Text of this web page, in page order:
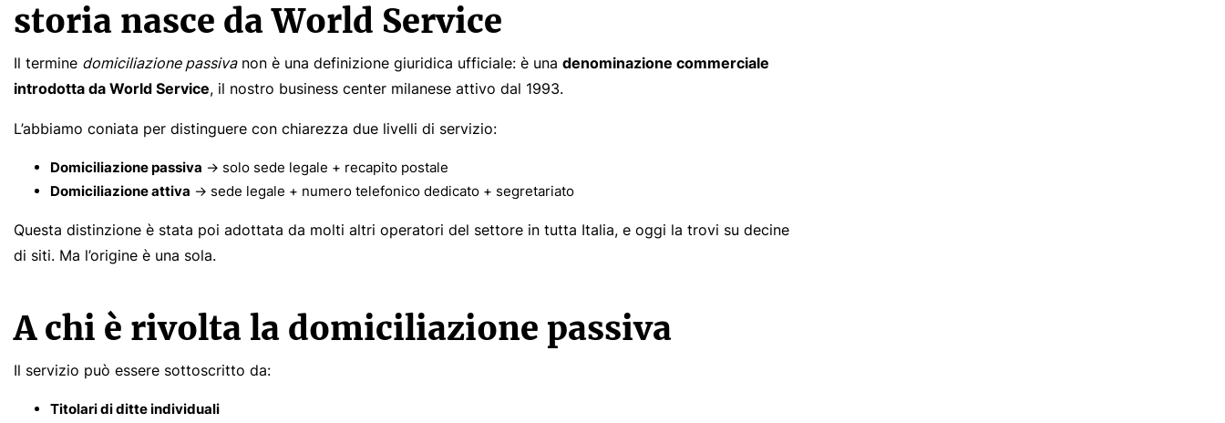
storia nasce da World Service
Il termine domiciliazione passivanon è una definizione giuridica ufficiale: è una denominazione commerciale
introdotta da World Service, il nostro business center milanese attivo dal 1993.
L’abbiamo coniata per distinguere con chiarezza due livelli di servizio:
Domiciliazione passiva → solo sede legale + recapito postale
Domiciliazione attiva → sede legale + numero telefonico dedicato + segretariato
Questa distinzione è stata poi adottata da molti altri operatori del settore in tutta Italia, e oggi la trovi su decine
di siti. Ma l’origine è una sola.
A chi è rivolta la domiciliazione passiva
Il servizio può essere sottoscritto da:
Titolari di ditte individuali